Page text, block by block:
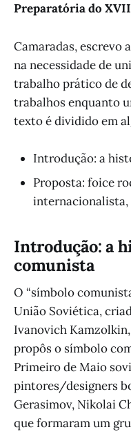
Preparatória do
Camaradas, escrevo
na necessidade de
trabalho prático de
trabalhos enquanto
texto é dividido em
Introdução: a
Proposta: foice
internacionalista,
Introdução: a
comunista
O “símbolo
União Soviética,
Ivanovich
propôs o símbolo
Primeiro de Maio
pintores/designers
Gerasimov, Nikolai
que formaram um